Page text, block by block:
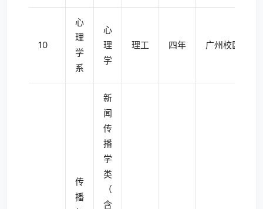
10
心
理
学
系
心
理
学
理工 四年 广州校区东校
传
播
新
闻
传
播
学
类
（
含